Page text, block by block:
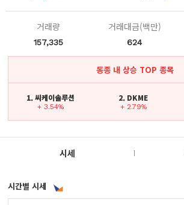
거래량
157,335
거래대금(백만)
624
동종 내 상승 TOP 종목
1. 씨케이솔루션
+ 3.54%
2. DKME
+ 2.79%
시세
시간별 시세